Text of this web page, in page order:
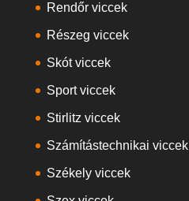
Rendőr viccek
Részeg viccek
Skót viccek
Sport viccek
Stirlitz viccek
Számítástechnikai viccek
Székely viccek